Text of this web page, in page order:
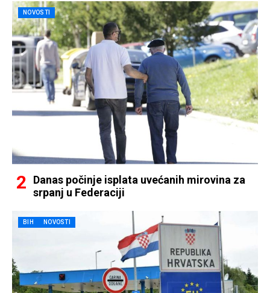
NOVOSTI
Danas počinje isplata uvećanih mirovina za
srpanj u Federaciji
BIH NOVOSTI